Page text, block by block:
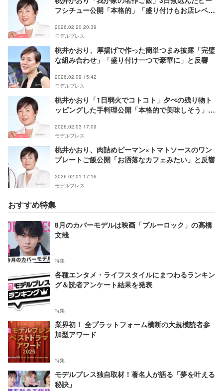
フシチュー公開「本格的」「盛り付けもお店レベ
2026.02.20 20:39
モデルプレス
桃井かおり、厚揚げで作った簡単つまみ披露「完璧
な組み合わせ」「盛り付け一つで豪華に」と反響
2026.02.09 15:42
モデルプレス
桃井かおり「1日弱火でコトコト」夕べの残り物ト
ッピングした手料理公開「本格的で美味しそう」
2026.02.03 17:09
モデルプレス
桃井かおり、肉詰めピーマン×トマトソースのワン
プレートご飯公開「お洒落なカフェみたい」と反響
2026.02.01 17:16
モデルプレス
おすすめ特集
8月のカバーモデルは映画「ブルーロック」の高橋
文哉
特集
各種エンタメ・ライフスタイルにまつわるランキン
グ＆読者アンケート結果を発表
特集
業界初！ 全プラットフォーム横断の大規模読者参
加型アワード
特集
モデルプレス独自取材！著名人が語る「夢を叶える
秘訣」